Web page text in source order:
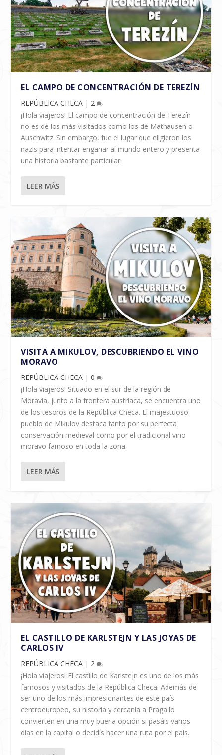
EL CAMPO DE CONCENTRACIÓN DE TEREZÍN
REPÚBLICA CHECA | 2
¡Hola viajeros! El campo de concentración de Terezín
no es de los más visitados como los de Mathausen o
Auschwitz. Sin embargo, fue el lugar que eligieron los
nazis para intentar engañar al mundo entero y presenta
una historia bastante particular.
LEER MÁS
VISITA A MIKULOV, DESCUBRIENDO EL VINO
MORAVO
REPÚBLICA CHECA |0
¡Hola viajeros! Situado en el sur de la región de
Moravia, junto a la frontera austriaca, se encuentra uno
de los tesoros de la República Checa. El majestuoso
pueblo de Mikulov destaca tanto por su perfecta
conservación medieval como por el tradicional vino
moravo famoso en toda la zona.
LEER MÁS
EL CASTILLO DE KARLSTEJN Y LAS JOYAS DE
CARLOS IV
REPÚBLICA CHECA | 2
¡Hola viajeros! El castillo de Karlstejn es uno de los más
famosos y visitados de la República Checa. Además de
ser uno de los más impresionantes de este país
centroeuropeo, su historia y cercanía a Praga lo
convierten en una muy buena opción si pasáis varios
días en la capital o decidís hacer una ruta por el país.